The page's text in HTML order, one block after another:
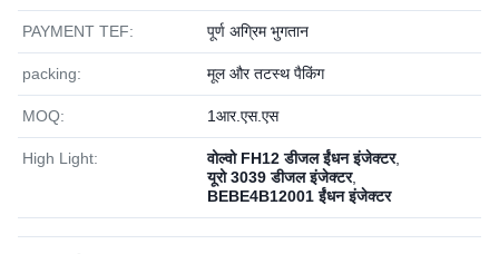
PAYMENT TEF: पूर्ण अग्रिम भुगतान
packing: मूल और तटस्थ पैकिंग
MOQ: 1आर.एस.एस
High Light: वोल्वो FH12 डीजल ईंधन इंजेक्टर,
यूरो 3039 डीजल इंजेक्टर,
BEBE4B12001 ईंधन इंजेक्टर